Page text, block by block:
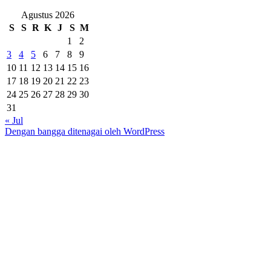
Agustus 2026
S
S R K J S M
1
2
3
4 5 6 7 8
9
10 11 12 13 14 15 16
17 18 19 20 21 22 23
24 25 26 27 28 29 30
31
« Jul
Dengan bangga ditenagai oleh WordPress